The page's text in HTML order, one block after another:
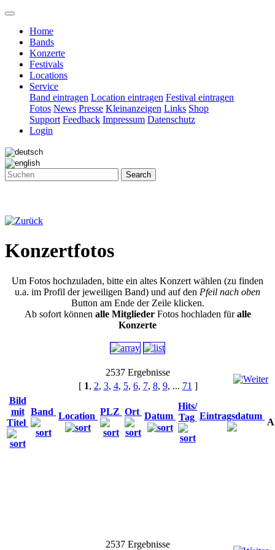
Home
Bands
Konzerte
Festivals
Locations
Service
Band eintragen Location eintragen Festival eintragen
Fotos News Presse Kleinanzeigen Links Shop
Support Feedback Impressum Datenschutz
Login
Search
Konzertfotos
Um Fotos hochzuladen, bitte ein altes Konzert wählen (zu finden
u.a. im Profil der jeweiligen Band) und auf den Pfeil nach oben
Button am Ende der Zeile klicken.
Ab sofort können alle MitgliederFotos hochladen füralle
Konzerte
2537 Ergebnisse
[ 1, 2, 3, 4, 5, 6, 7, 8, 9, ... 71 ]
Bild
mit
Titel
Band Location PLZ Ort Datum
Hits/
Tag Eintragsdatum
2537 Ergebnisse